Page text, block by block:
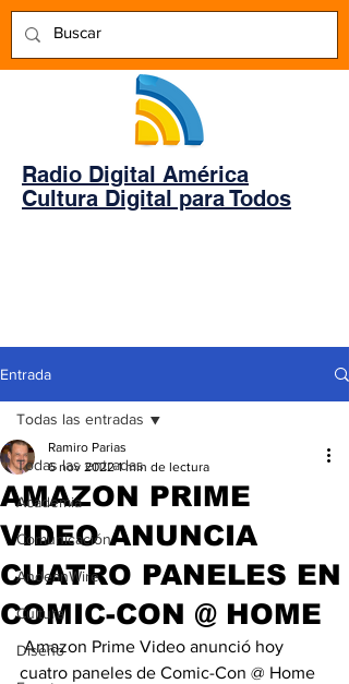
Radio Digital América
Cultura Digital para Todos
Entrada
Todas las entradas
Academia
Comunicación
AndeanWire
Cultura
Diseño
Todas las entradas
AMAZON PRIME
VIDEO ANUNCIA
CUATRO PANELES EN
COMIC-CON @ HOME
Ramiro Parias
6 nov 2022 1 min de lectura
Amazon Prime Video anunció hoy
cuatro paneles de Comic-Con @ Home